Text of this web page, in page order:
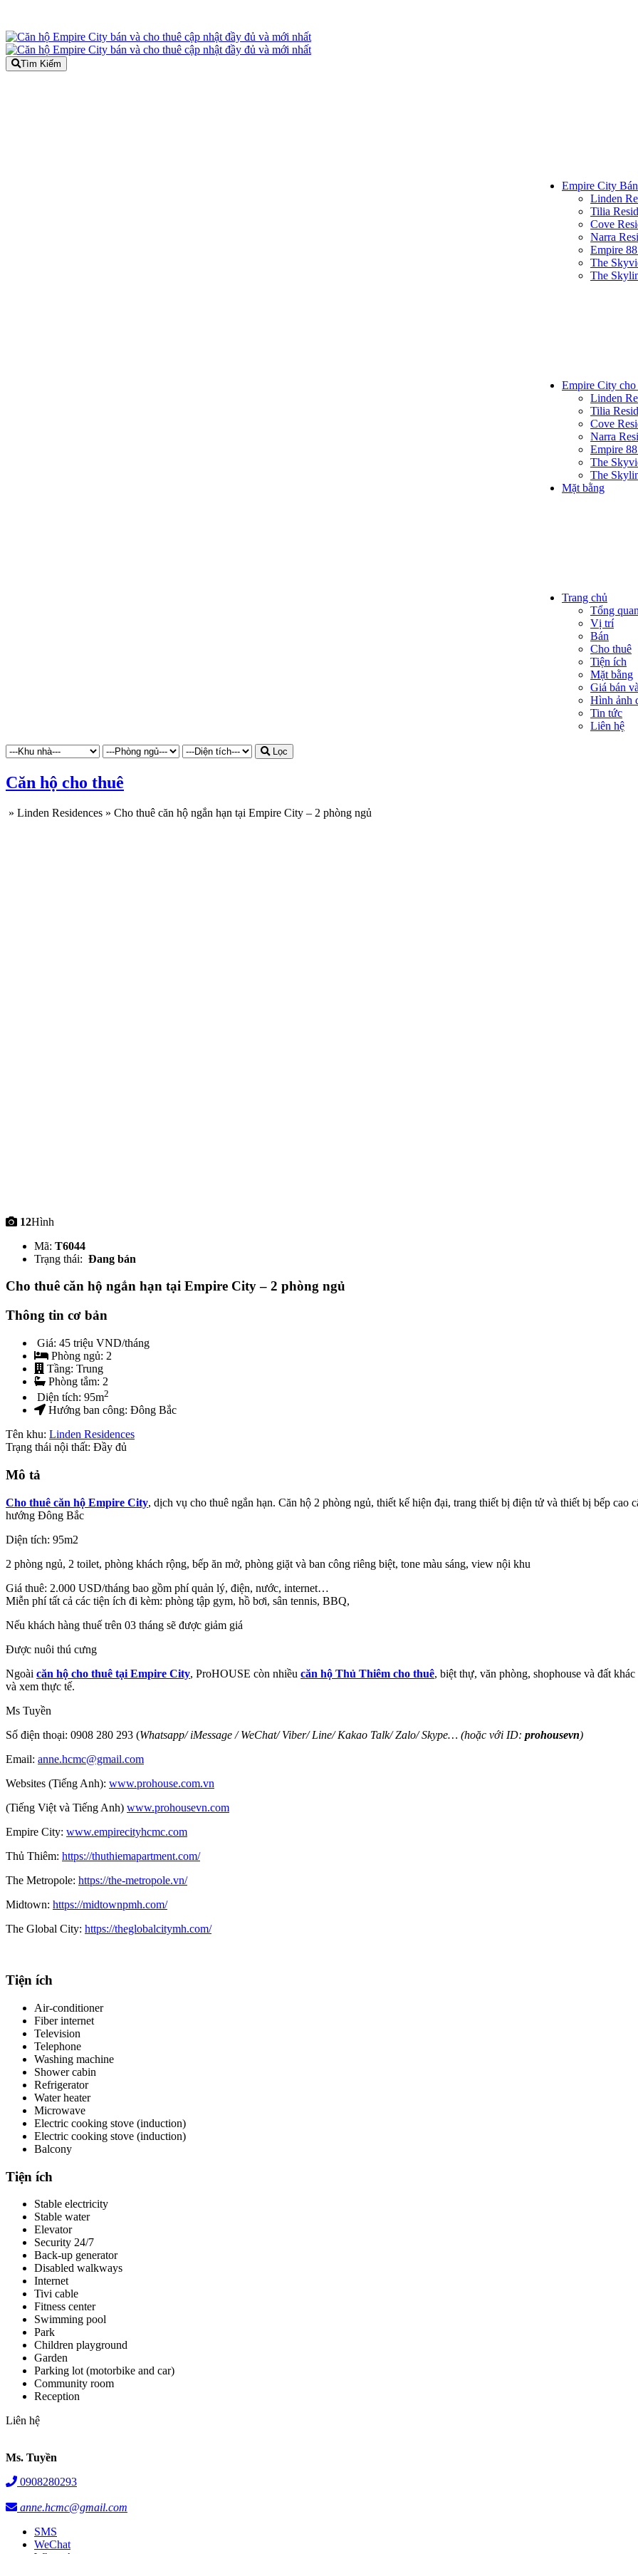
Tìm Kiếm
Empire City Bán
Linden
Tilia
Cove
Narra
Empire
The
The
Empire City cho
Linden
Tilia
Cove
Narra
Empire
The
The
Mặt bằng
Trang chủ
Tổng quan
Vị trí
Bán
Cho thuê
Tiện ích
Mặt bằng
Giá bán
Hình ảnh
Tin tức
Liên hệ
Lọc
Căn hộ cho thuê
» Linden Residences » Cho thuê căn hộ ngắn hạn tại Empire City – 2 phòng ngủ
12Hình
Mã: T6044
Trạng thái: Đang bán
Cho thuê căn hộ ngắn hạn tại Empire City – 2 phòng ngủ
Thông tin cơ bản
Giá: 45 triệu VND/tháng
Phòng ngủ: 2
Tầng: Trung
Phòng tắm: 2
Diện tích: 95m2
Hướng ban công: Đông Bắc
Tên khu: Linden Residences
Trạng thái nội thất: Đầy đủ
Mô tả
Cho thuê căn hộ Empire City, dịch vụ cho thuê ngắn hạn. Căn hộ 2 phòng ngủ, thiết kế hiện đại, trang thiết bị điện tử và thiết bị bếp cao
hướng Đông Bắc
Diện tích: 95m2
2 phòng ngủ, 2 toilet, phòng khách rộng, bếp ăn mở, phòng giặt và ban công riêng biệt, tone màu sáng, view nội khu
Giá thuê: 2.000 USD/tháng bao gồm phí quản lý, điện, nước, internet…
Miễn phí tất cả các tiện ích đi kèm: phòng tập gym, hồ bơi, sân tennis, BBQ,
Nếu khách hàng thuế trên 03 tháng sẽ được giảm giá
Được nuôi thú cưng
Ngoài căn hộ cho thuê tại Empire City, ProHOUSE còn nhiều căn hộ Thủ Thiêm cho thuê, biệt thự, văn phòng, shophouse và đất
và xem thực tế.
Ms Tuyền
Số điện thoại: 0908 280 293 (Whatsapp/iMessage /WeChat/Viber/Line/Kakao Talk/Zalo/ Skype… (hoặc với ID: prohousevn)
Email: anne.hcmc@gmail.com
Websites (Tiếng Anh): www.prohouse.com.vn
(Tiếng Việt và Tiếng Anh) www.prohousevn.com
Empire City: www.empirecityhcmc.com
Thủ Thiêm: https://thuthiemapartment.com/
The Metropole: https://the-metropole.vn/
Midtown: https://midtownpmh.com/
The Global City: https://theglobalcitymh.com/
Tiện ích
Air-conditioner
Fiber internet
Television
Telephone
Washing machine
Shower cabin
Refrigerator
Water heater
Microwave
Electric cooking stove (induction)
Electric cooking stove (induction)
Balcony
Tiện ích
Stable electricity
Stable water
Elevator
Security 24/7
Back-up generator
Disabled walkways
Internet
Tivi cable
Fitness center
Swimming pool
Park
Children playground
Garden
Parking lot (motorbike and car)
Community room
Reception
Liên hệ
Ms. Tuyền
0908280293
anne.hcmc@gmail.com
SMS
WeChat